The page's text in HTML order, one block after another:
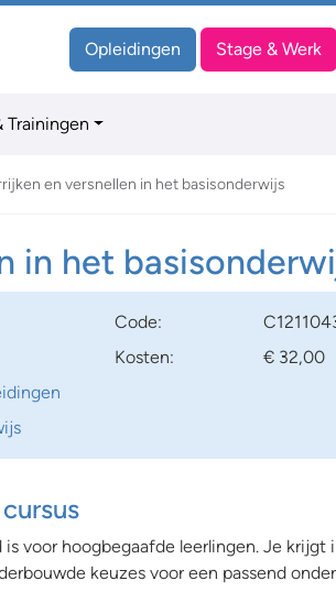
Opleidingen Stage & Werk
Trainingen
en versnellen in het basisonderwijs
in het
Code:
Kosten:
€ 32,00
voor hoogbegaafde leerlingen. Je
keuzes voor een passend onder